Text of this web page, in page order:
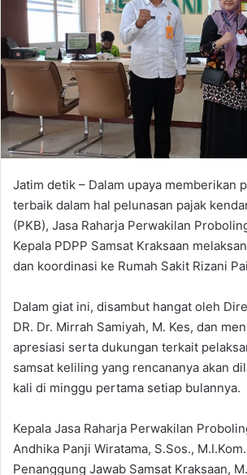
n
e
m
a
Jatim detik – Dalam upaya memberikan
terbaik dalam hal pelunasan pajak
(PKB), Jasa Raharja Perwakilan
Kepala PDPP Samsat Kraksaan
dan koordinasi ke Rumah Sakit Rizani
Dalam giat ini, disambut hangat oleh
DR. Dr. Mirrah Samiyah, M. Kes, dan
apresiasi serta dukungan terkait
samsat keliling yang rencananya akan
kali di minggu pertama setiap bulannya.
Kepala Jasa Raharja Perwakilan
Andhika Panji Wiratama, S.Sos.,
Penanggung Jawab Samsat Kraksaan,